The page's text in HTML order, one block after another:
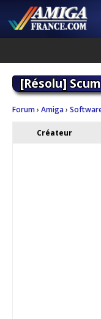
[Résolu]
Forum› Amiga›
Créateur